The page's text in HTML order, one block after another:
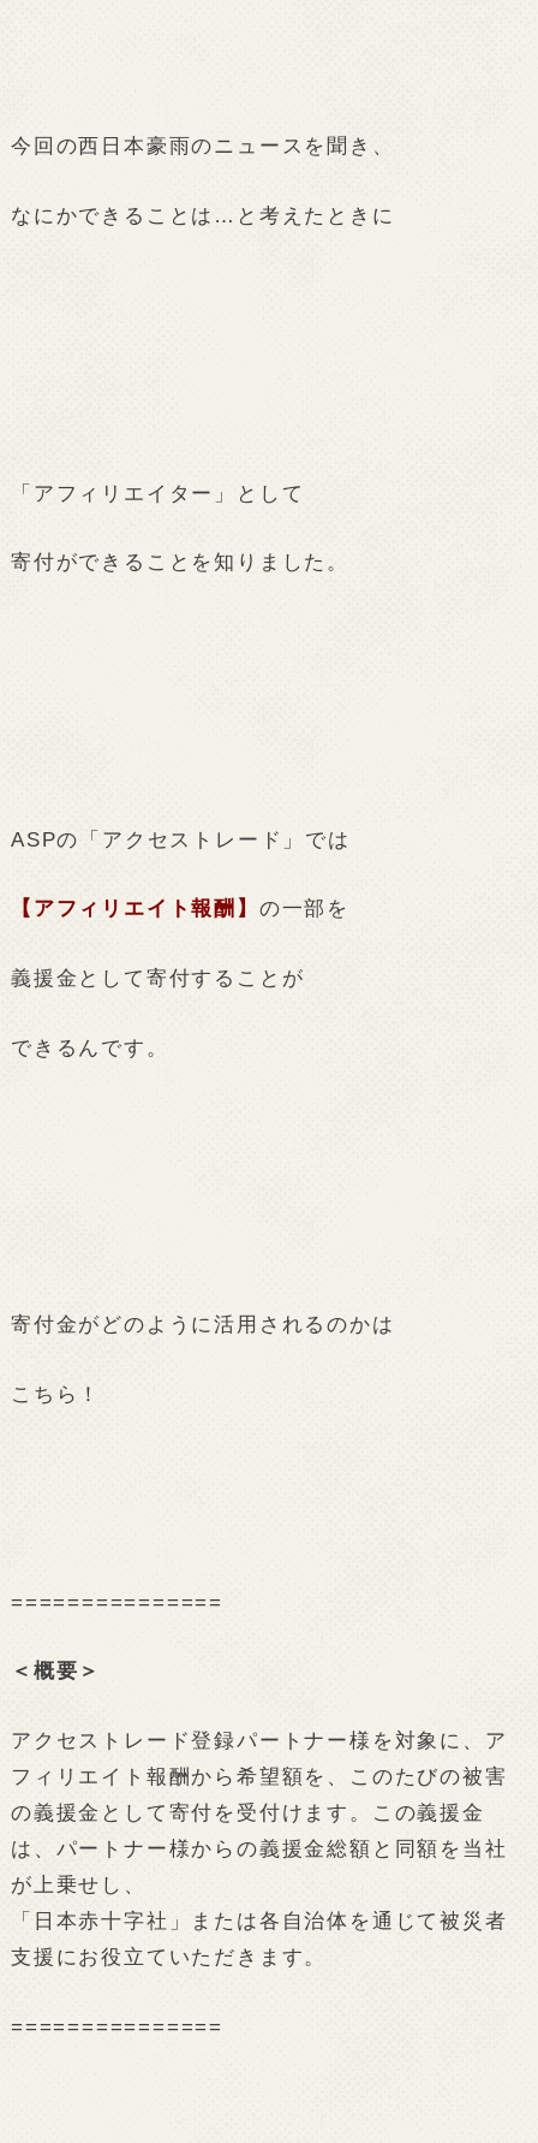
今回の西日本豪雨のニュースを聞き、
なにかできることは…と考えたときに
「アフィリエイター」として
寄付ができることを知りました。
ASPの「アクセストレード」では
【アフィリエイト報酬】 の一部を
義援金として寄付することが
できるんです。
寄付金がどのように活用されるのかは
こちら！
===============
＜概要＞
アクセストレード登録パートナー様を対象に、ア
フィリエイト報酬から希望額を、このたびの被害
の義援金として寄付を受付けます。この義援金
は、パートナー様からの義援金総額と同額を当社
が上乗せし、
「日本赤十字社」または各自治体を通じて被災者
支援にお役立ていただきます。
===============